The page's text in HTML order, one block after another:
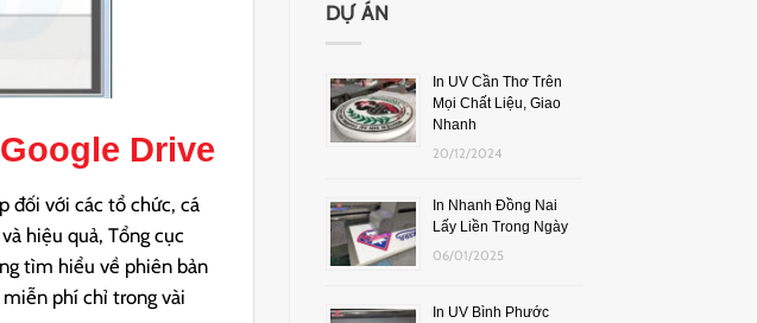
Drive
đối với các tổ chức, cá
hiệu quả, Tổng cục
tìm hiểu về phiên bản
phí chỉ trong vài
DỰ ÁN
In UV Cần Thơ Trên
Mọi Chất Liệu, Giao
Nhanh
20/12/2024
In Nhanh Đồng Nai
Lấy Liền Trong Ngày
06/01/2025
In UV Bình Phước